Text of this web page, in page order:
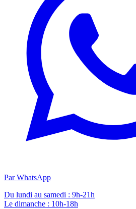
Par WhatsApp
Du lundi au samedi : 9h-21h
Le dimanche : 10h-18h